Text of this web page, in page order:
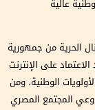
عالية
الحرية من جمهورية
على الإنترنت
الوطنية. ومن
المجتمع المصري